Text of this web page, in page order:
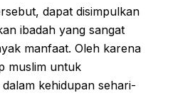
dapat disimpulkan
ibadah yang sangat
manfaat. Oleh karena
muslim untuk
kehidupan sehari-